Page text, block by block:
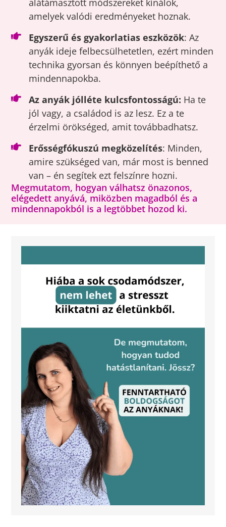
alátámasztott módszereket kínálok,
amelyek valódi eredményeket hoznak.
Egyszerű és gyakorlatias eszközök: Az
anyák ideje felbecsülhetetlen, ezért minden
technika gyorsan és könnyen beépíthető a
mindennapokba.
Az anyák jólléte kulcsfontosságú: Ha te
jól vagy, a családod is az lesz. Ez a te
érzelmi örökséged, amit továbbadhatsz.
Erősségfókuszú megközelítés: Minden,
amire szükséged van, már most is benned
van – én segítek ezt felszínre hozni.
Megmutatom, hogyan válhatsz önazonos,
elégedett anyává, miközben magadból és a
mindennapokból is a legtöbbet hozod ki.